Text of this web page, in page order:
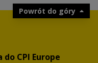
Powrót do góry
do CPI Europe